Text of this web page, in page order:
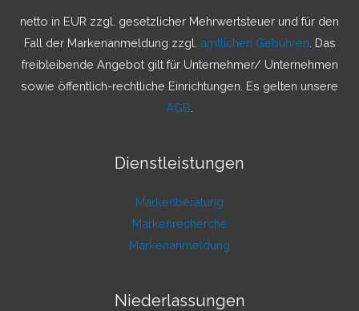
h
netto in EUR zzgl. gesetzlicher Mehrwertsteuer und für den
Fall der Markenanmeldung zzgl. amtlichen Gebühren . Das
freibleibende Angebot gilt für Unternehmer/ Unternehmen
sowie öffentlich-rechtliche Einrichtungen. Es gelten unsere
AGB
Dienstleistungen
Markenberatung
Markenrecherche
Markenanmeldung
Niederlassungen